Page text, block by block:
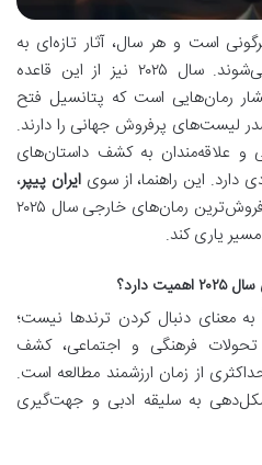
است و هر سال، آثار تازه‌ای به
گنجینه بی‌کران کتاب‌ها اضافه می‌شوند. سال ۲۰۲۵ نیز از این قاعده
رمان‌هایی است که پتانسیل فتح
لیست‌های پرفروش جهانی را دارند.
و علاقه‌مندان به کشف داستان‌های
دارد. این راهنما، از سویایران پیپر،
با هدف معرفی جامع و تحلیلی پرفروش‌ترین رمان‌های خارجی سال ۲۰۲۵
یاری کند.
معنای دنبال کردن ترندها نیست؛
تحولات فرهنگی و اجتماعی، کشف
از زمان ارزشمند مطالعه است.
به سلیقه ادبی و جهت‌گیری